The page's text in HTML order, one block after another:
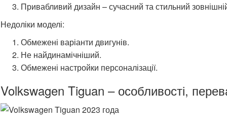
Привабливий дизайн – сучасний та стильний
Недоліки моделі:
Обмежені варіанти двигунів.
Не найдинамічніший.
Обмежені настройки персоналізації.
Volkswagen Tiguan – особливості,